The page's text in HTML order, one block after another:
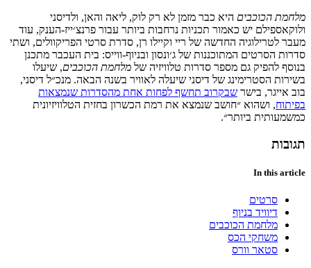
מלחמת הכוכבים היא כבר מזמן לא רק לוק, ליאה והאן, ולדיסני
ולוקאספילם יש כאמור תכניות נרחבות ביותר עבור פרנצ׳ייז-הענק, עוד
מעבר לטרילוגיה החדשה של ריי וקיילו רן, סדרת סרטי הפריקוולים, ושתי
סדרות הסרטים המתוכננות של ג׳ונסון ובניוף-ווייס: בית העכבר מתכנן
בנוסף להפיק גם מספר סדרות טלוויזיה של מלחמת הכוכבים, שיעלו
בשירות הסטרימינג של דיסני שיעלה לאוויר בשנה הבאה. מנכ״ל דיסני,
בוב אייגר, בישר שבקרוב תחשף לפחות אחת מהסדרות שנמצאות
בפיתוח, ושהוא ״חושב שנמצא את רמת הכשרון בחזית הטלוויזיונית
כמשמעותית ביותר״.
תגובות
In this article
סרטים
דיוויד בניוף
מלחמת הכוכבים
משחקי הכס
סטאר וורס